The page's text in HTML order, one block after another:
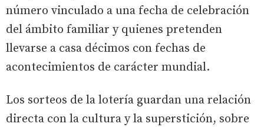
número vinculado a una fecha de celebración
del ámbito familiar y quienes pretenden
llevarse a casa décimos con fechas de
acontecimientos de carácter mundial.
Los sorteos de la lotería guardan una relación
directa con la cultura y la superstición, sobre